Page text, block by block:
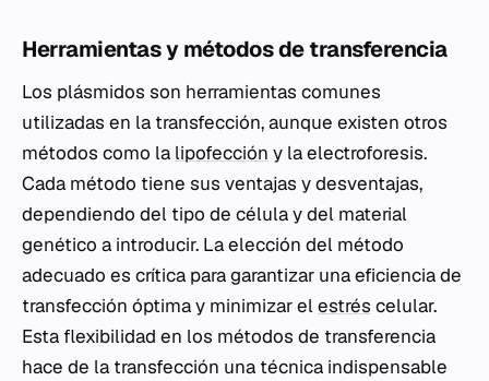
Herramientas y métodos de transferencia
Los plásmidos son herramientas comunes
utilizadas en la transfección, aunque existen otros
métodos como la lipofección y la electroforesis.
Cada método tiene sus ventajas y desventajas,
dependiendo del tipo de célula y del material
genético a introducir. La elección del método
adecuado es crítica para garantizar una eficiencia de
transfección óptima y minimizar elestrés celular.
Esta flexibilidad en los métodos de transferencia
hace de la transfección una técnica indispensable